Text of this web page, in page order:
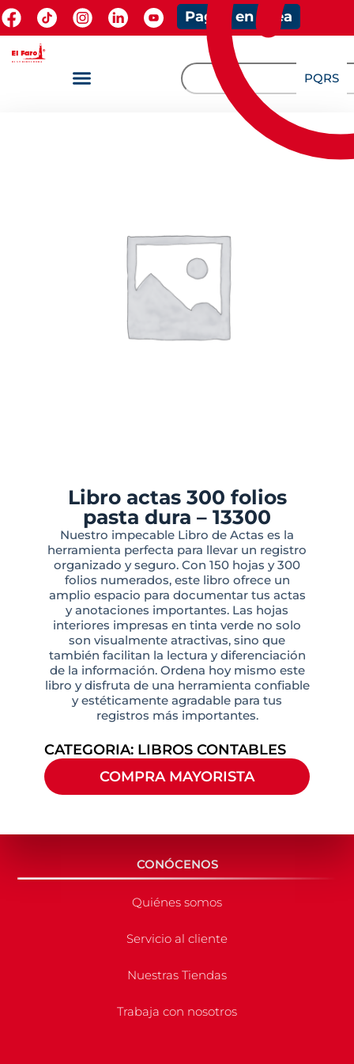
Pagos en línea
PQRS
Libro actas 300 folios
pasta dura – 13300
Nuestro impecable Libro de Actas es la
herramienta perfecta para llevar un registro
organizado y seguro. Con 150 hojas y 300
folios numerados, este libro ofrece un
amplio espacio para documentar tus actas
y anotaciones importantes. Las hojas
interiores impresas en tinta verde no solo
son visualmente atractivas, sino que
también facilitan la lectura y diferenciación
de la información. Ordena hoy mismo este
libro y disfruta de una herramienta confiable
y estéticamente agradable para tus
registros más importantes.
CATEGORIA: LIBROS CONTABLES
COMPRA MAYORISTA
CONÓCENOS
Quiénes somos
Servicio al cliente
Nuestras Tiendas
Trabaja con nosotros